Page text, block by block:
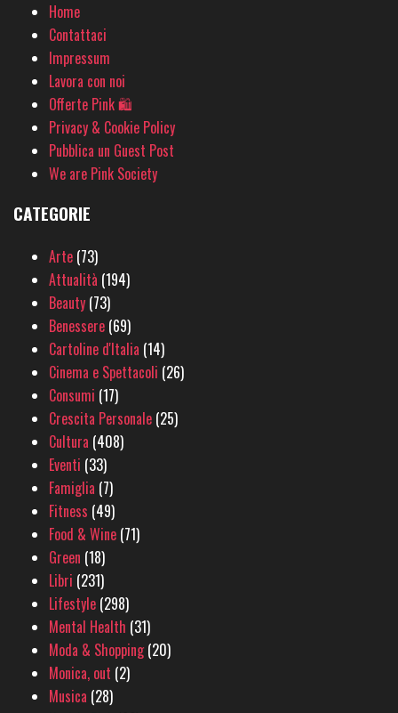
Home
Contattaci
Impressum
Lavora con noi
Offerte Pink 🛍
Privacy & Cookie Policy
Pubblica un Guest Post
We are Pink Society
CATEGORIE
Arte (73)
Attualità (194)
Beauty (73)
Benessere (69)
Cartoline d'Italia (14)
Cinema e Spettacoli (26)
Consumi (17)
Crescita Personale (25)
Cultura (408)
Eventi (33)
Famiglia (7)
Fitness (49)
Food & Wine (71)
Green (18)
Libri (231)
Lifestyle (298)
Mental Health (31)
Moda & Shopping(20)
Monica, out (2)
Musica (28)